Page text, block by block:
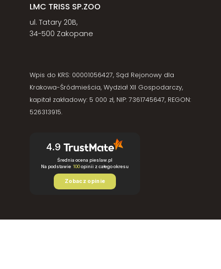
LMC TRISS SP.ZOO
ul. Tatary 20B,
34-500 Zakopane
Wpis do KRS: 00001056427, Sąd Rejonowy dla
Krakowa-Śródmieścia, Wydział XII Gospodarczy,
kapitał zakładowy: 5 000 zł, NIP: 7361745647, REGON:
526313915.
4.9
Średnia ocena pieslaw.pl
Na podstawie 100opinii z całego okresu
Zobacz opinie